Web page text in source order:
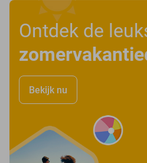
Ontdek de
Bekijk nu